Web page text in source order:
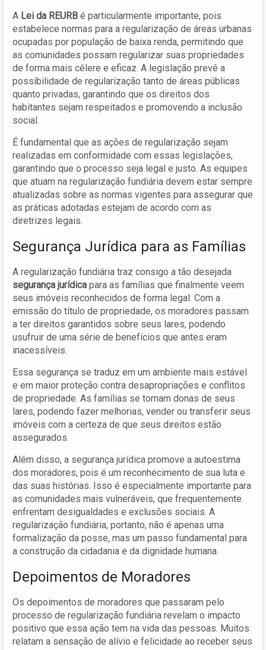
A Lei da REURB é particularmente importante, pois
estabelece normas para a regularização de áreas urbanas
ocupadas por população de baixa renda, permitindo que
as comunidades possam regularizar suas propriedades
de forma mais célere e eficaz. A legislação prevê a
possibilidade de regularização tanto de áreas públicas
quanto privadas, garantindo que os direitos dos
habitantes sejam respeitados e promovendo a inclusão
social.
É fundamental que as ações de regularização sejam
realizadas em conformidade com essas legislações,
garantindo que o processo seja legal e justo. As equipes
que atuam na regularização fundiária devem estar sempre
atualizadas sobre as normas vigentes para assegurar que
as práticas adotadas estejam de acordo com as
diretrizes legais.
Segurança Jurídica para as Famílias
A regularização fundiária traz consigo a tão desejada
segurança jurídica para as famílias que finalmente veem
seus imóveis reconhecidos de forma legal. Com a
emissão do título de propriedade, os moradores passam
a ter direitos garantidos sobre seus lares, podendo
usufruir de uma série de benefícios que antes eram
inacessíveis.
Essa segurança se traduz em um ambiente mais estável
e em maior proteção contra desapropriações e conflitos
de propriedade. As famílias se tornam donas de seus
lares, podendo fazer melhorias, vender ou transferir seus
imóveis com a certeza de que seus direitos estão
assegurados.
Além disso, a segurança jurídica promove a autoestima
dos moradores, pois é um reconhecimento de sua luta e
das suas histórias. Isso é especialmente importante para
as comunidades mais vulneráveis, que frequentemente
enfrentam desigualdades e exclusões sociais. A
regularização fundiária, portanto, não é apenas uma
formalização da posse, mas um passo fundamental para
a construção da cidadania e da dignidade humana.
Depoimentos de Moradores
Os depoimentos de moradores que passaram pelo
processo de regularização fundiária revelam o impacto
positivo que essa ação tem na vida das pessoas. Muitos
relatam a sensação de alívio e felicidade ao receber seus